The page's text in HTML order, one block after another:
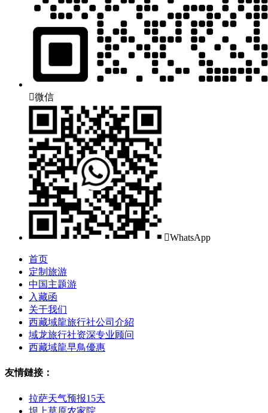
微信
WhatsApp
首页
定制旅游
中国主题游
入藏函
关于我们
西藏域龍旅行社公司介紹
域龙旅行社资深专业顾问
西藏域龍早鳥優惠
友情鏈接：
拉萨天气预报15天
坝上草原农家院